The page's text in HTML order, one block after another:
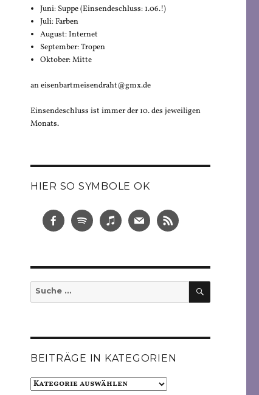
Juni: Suppe (Einsendeschluss: 1.06.!)
Juli: Farben
August: Internet
September: Tropen
Oktober: Mitte
an eisenbartmeisendraht@gmx.de
Einsendeschluss ist immer der 10. des jeweiligen
Monats.
HIER SO SYMBOLE OK
Suche
nach:
SUCHEN
BEITRÄGE IN KATEGORIEN
Beiträge